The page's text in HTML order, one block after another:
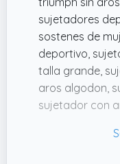
sujetadores
sostenes de
deportivo,
talla grande,
aros algodon,
sujetador con
espalda,